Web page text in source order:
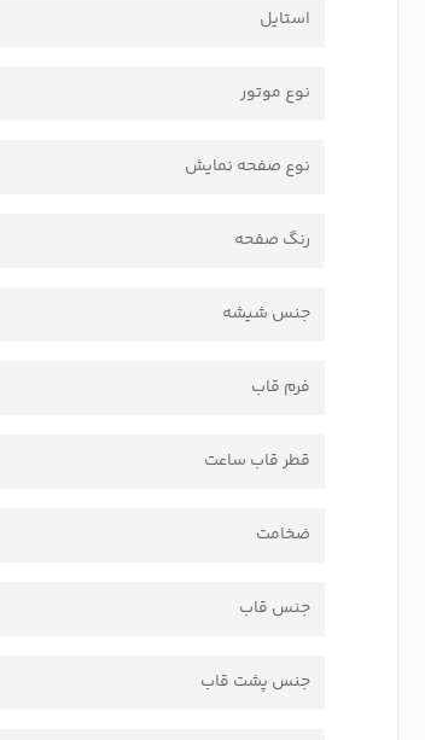
استایل
نوع موتور
نوع صفحه نمایش
رنگ صفحه
جنس شیشه
فرم قاب
قطر قاب ساعت
ضخامت
جنس قاب
جنس پشت قاب